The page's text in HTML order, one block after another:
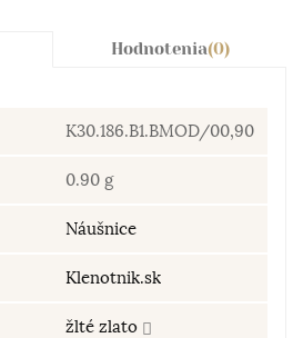
Hodnotenia(0)
K30.186.B1.BMOD/00,90
0.90 g
Náušnice
Klenotnik.sk
žlté zlato